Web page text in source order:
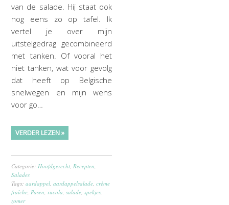
van de salade. Hij staat ook
nog eens zo op tafel. Ik
vertel je over mijn
uitstelgedrag gecombineerd
met tanken. Of vooral het
niet tanken, wat voor gevolg
dat heeft op Belgische
snelwegen en mijn wens
voor go…
VERDER LEZEN »
Categorie: Hoofdgerecht Recepten
Salades
Tags:aardappel ,aardappelsalade ,crème
fraîche Pasen rucola ,salade ,spekjes
zomer